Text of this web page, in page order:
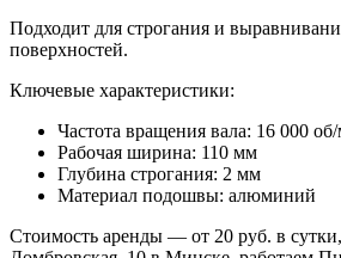
Подходит для строгания и
поверхностей.
Ключевые характеристики:
Частота вращения вала: 16 000
Рабочая ширина: 110 мм
Глубина строгания: 2 мм
Материал подошвы: алюминий
Стоимость аренды — от 20 руб. в